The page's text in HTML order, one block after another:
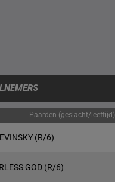
Paarden (geslacht/leeftijd)
(R/6)
GOD (R/6)